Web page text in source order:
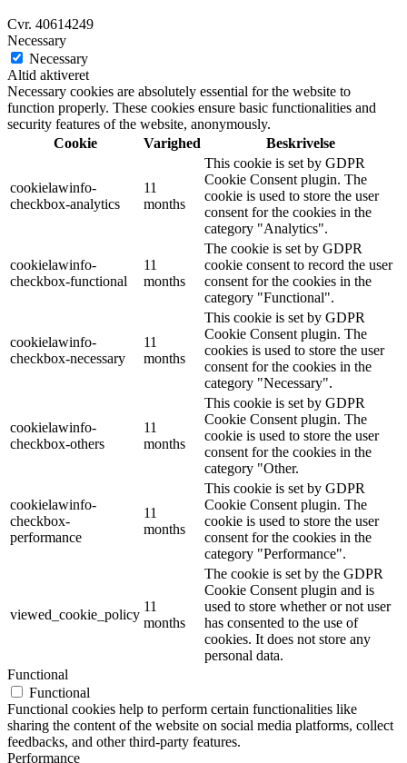
Cvr. 40614249
Necessary
Necessary
Altid aktiveret
Necessary cookies are absolutely essential for the website to
function properly. These cookies ensure basic functionalities and
security features of the website, anonymously.
Cookie
Varighed Beskrivelse
cookielawinfo-
checkbox-analytics
11
months
This cookie is set by GDPR
Cookie Consent plugin. The
cookie is used to store the user
consent for the cookies in the
category "Analytics".
cookielawinfo-
checkbox-functional
11
months
The cookie is set by GDPR
cookie consent to record the user
consent for the cookies in the
category "Functional".
cookielawinfo-
checkbox-necessary
11
months
This cookie is set by GDPR
Cookie Consent plugin. The
cookies is used to store the user
consent for the cookies in the
category "Necessary".
cookielawinfo-
checkbox-others
11
months
This cookie is set by GDPR
Cookie Consent plugin. The
cookie is used to store the user
consent for the cookies in the
category "Other.
cookielawinfo-
checkbox-
performance
11
months
This cookie is set by GDPR
Cookie Consent plugin. The
cookie is used to store the user
consent for the cookies in the
category "Performance".
viewed_cookie_policy
11
months
The cookie is set by the GDPR
Cookie Consent plugin and is
used to store whether or not user
has consented to the use of
cookies. It does not store any
personal data.
Functional
Functional
Functional cookies help to perform certain functionalities like
sharing the content of the website on social media platforms, collect
feedbacks, and other third-party features.
Performance